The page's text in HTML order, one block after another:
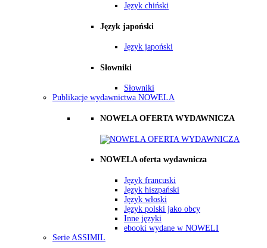
Język chiński
Język japoński
Język japoński
Słowniki
Słowniki
Publikacje wydawnictwa NOWELA
NOWELA OFERTA WYDAWNICZA
NOWELA oferta wydawnicza
Język francuski
Język hiszpański
Język włoski
Język polski jako obcy
Inne języki
ebooki wydane w NOWELI
Serie ASSIMIL